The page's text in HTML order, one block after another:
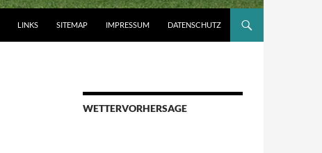
LINKS SITEMAP IMPRESSUM DATENSCHUTZ
WETTERVORHERSAGE